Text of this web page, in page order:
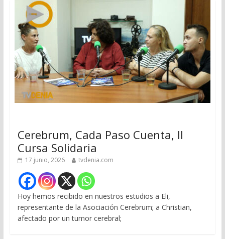
Cerebrum, Cada Paso Cuenta, II
Cursa Solidaria
17 junio, 2026 tvdenia.com
Hoy hemos recibido en nuestros estudios a Eli,
representante de la Asociación Cerebrum; a Christian,
afectado por un tumor cerebral;